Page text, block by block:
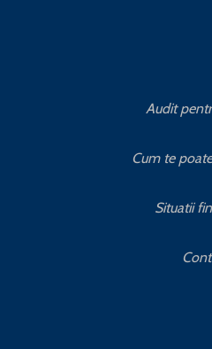
Audit
Cum te
Situatii